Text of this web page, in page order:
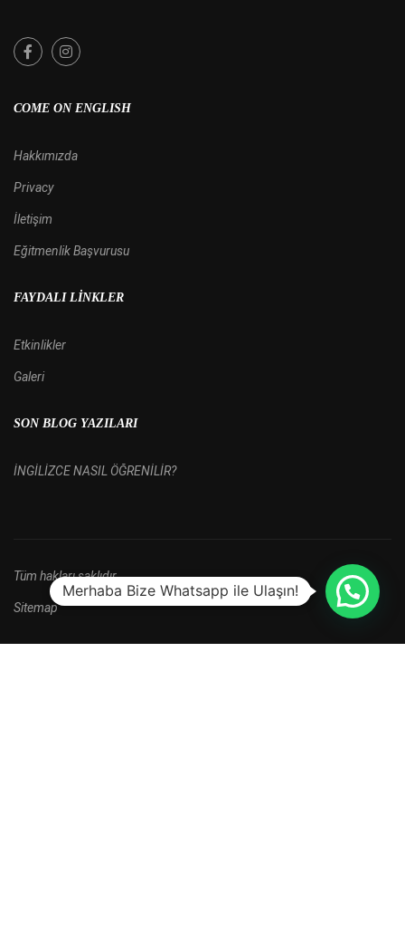
COME ON ENGLISH
Hakkımızda
Privacy
İletişim
Eğitmenlik Başvurusu
FAYDALI LINKLER
Etkinlikler
Galeri
SON BLOG YAZILARI
İNGİLİZCE NASIL ÖĞRENİLİR?
Tüm hakları saklıdır.
Sitemap
Merhaba Bize Whatsapp ile Ulaşın!